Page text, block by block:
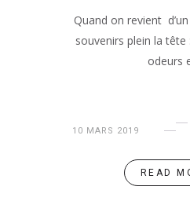
Quand on revient
souvenirs plein la tête
odeurs
10 MARS 2019
READ